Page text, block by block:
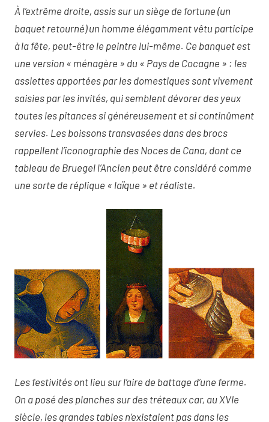
À l’extrême droite, assis sur un siège de fortune (un
baquet retourné) un homme élégamment vêtu participe
à la fête, peut-être le peintre lui-même. Ce banquet est
une version « ménagère » du « Pays de Cocagne » : les
assiettes apportées par les domestiques sont vivement
saisies par les invités, qui semblent dévorer des yeux
toutes les pitances si généreusement et si continûment
servies. Les boissons transvasées dans des brocs
rappellent l’iconographie des Noces de Cana, dont ce
tableau de Bruegel l’Ancien peut être considéré comme
une sorte de réplique « laïque » et réaliste.
Les festivités ont lieu sur l’aire de battage d’une ferme.
On a posé des planches sur des tréteaux car, au XVIe
siècle, les grandes tables n’existaient pas dans les